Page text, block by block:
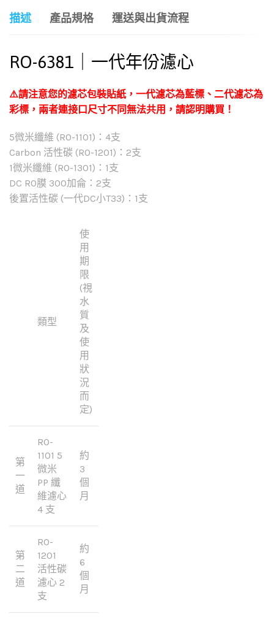
描述 產品規格 運送與出貨流程
RO-6381｜一代年份濾心
⚠️請注意您的濾芯包裝貼紙，一代濾芯為藍標、二代濾芯為
彩標，兩者連接口尺寸不同無法共用，請認明購買！
5微米纖維 (RO-1101)：4支
Carbon 活性碳 (RO-1201)：2支
1微米纖維 (RO-1301)：1支
DC RO膜 300加侖：2支
後置活性碳 (一代DC小T33)：1支
類型
使
用
期
限
(視
水
質
及
使
用
狀
況
而
定)
第
一
道
RO-
1101 5
微米
PP 纖
維濾心
4 支
約
3
個
月
第
二
道
RO-
1201
活性碳
濾心 2
支
約
6
個
月